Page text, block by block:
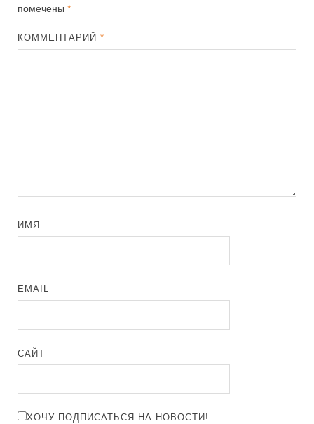
помечены *
КОММЕНТАРИЙ*
ИМЯ
EMAIL
САЙТ
ХОЧУ ПОДПИСАТЬСЯ НА НОВОСТИ!